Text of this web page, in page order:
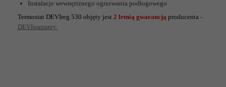
Instalacje wewnętrznego ogrzewania podłogowego
Termostat DEVIreg 530 objęty jest 2 letnią gwarancją producenta -
DEVIwarranty.